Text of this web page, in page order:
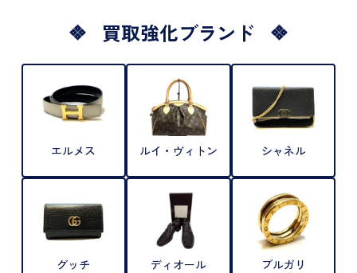
買取強化ブランド
エルメス ルイ・ヴィトン シャネル
グッチ ディオール ブルガリ